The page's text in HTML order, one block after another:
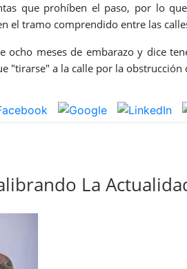
que prohíben el paso, por lo
el tramo comprendido entre las
ocho meses de embarazo y dice
"tirarse" a la calle por la obstrucción
La